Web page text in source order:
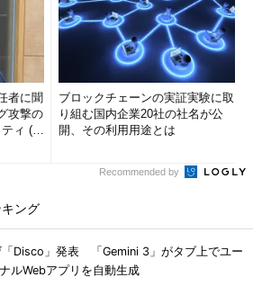
者に聞
攻撃の
ィ (1/
ブロックチェーンの実証実験に取
り組む国内企業20社の社名が公
開、その利用用途とは
Recommended by
ング
Disco」発表 「Gemini 3」がタブ上でユー
ルWebアプリを自動生成